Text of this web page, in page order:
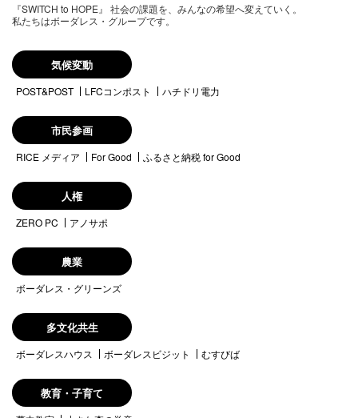
『SWITCH to HOPE』 社会の課題を、みんなの希望へ変えていく。
私たちはボーダレス・グループです。
気候変動
POST&POST LFCコンポスト ハチドリ電力
市民参画
RICE メディア For Good ふるさと納税 for Good
人権
ZERO PC アノサポ
農業
ボーダレス・グリーンズ
多文化共生
ボーダレスハウス ボーダレスビジット むすびば
教育・子育て